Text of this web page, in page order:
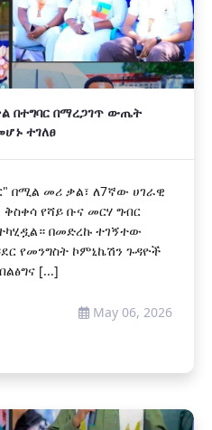
በተግባር በማረጋገጥ ውጤት
ተገለፀ
በሚል መሪ ቃል፣ ለ7ኛው ሀገራዊ
የሻይ ቡና መርሃ ግብር
በመድረኩ ተገኝተው
የመንግስት ኮምኒኬሽን ጉዳዮች
[...]
May 06, 2026